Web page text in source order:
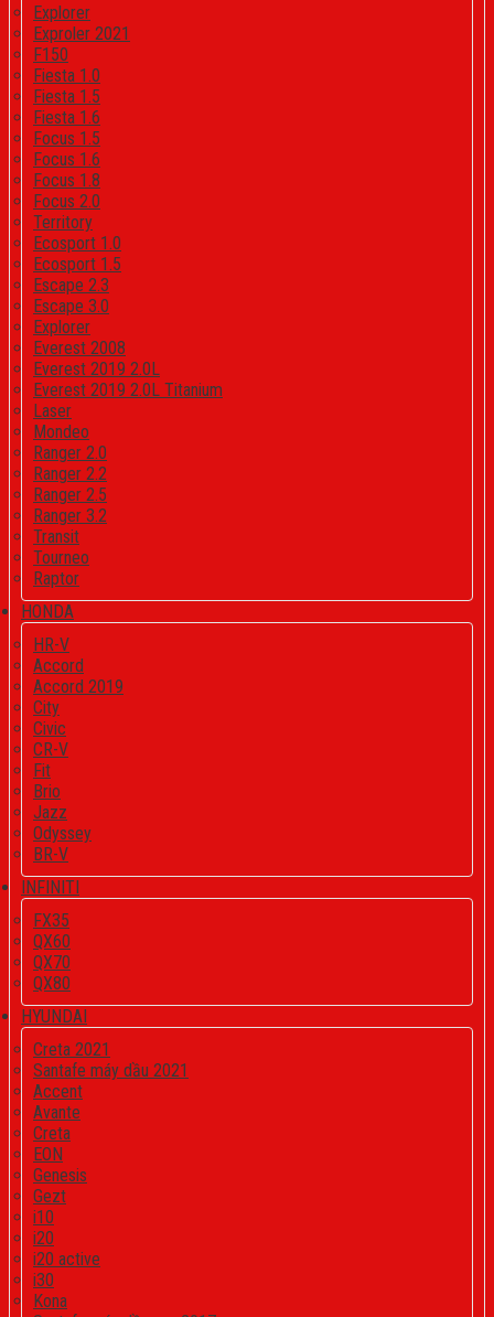
Explorer
Exproler 2021
F150
Fiesta 1.0
Fiesta 1.5
Fiesta 1.6
Focus 1.5
Focus 1.6
Focus 1.8
Focus 2.0
Territory
Ecosport 1.0
Ecosport 1.5
Escape 2.3
Escape 3.0
Explorer
Everest 2008
Everest 2019 2.0L
Everest 2019 2.0L Titanium
Laser
Mondeo
Ranger 2.0
Ranger 2.2
Ranger 2.5
Ranger 3.2
Transit
Tourneo
Raptor
HONDA
HR-V
Accord
Accord 2019
City
Civic
CR-V
Fit
Brio
Jazz
Odyssey
BR-V
INFINITI
FX35
QX60
QX70
QX80
HYUNDAI
Creta 2021
Santafe máy dầu 2021
Accent
Avante
Creta
EON
Genesis
Gezt
i10
i20
i20 active
i30
Kona